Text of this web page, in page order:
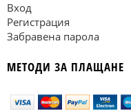
Вход
Регистрация
Забравена парола
МЕТОДИ ЗА ПЛАЩАНЕ